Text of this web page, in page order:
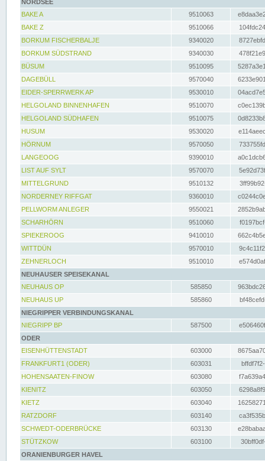
NORDSEE
BAKE A
9510063
BAKE Z
9510066
BORKUM FISCHERBALJE
9340020
BORKUM SÜDSTRAND
9340030
BÜSUM
9510095
DAGEBÜLL
9570040
EIDER-SPERRWERK AP
9530010
HELGOLAND BINNENHAFEN
9510070
HELGOLAND SÜDHAFEN
9510075
HUSUM
9530020
HÖRNUM
9570050
LANGEOOG
9390010
LIST AUF SYLT
9570070
MITTELGRUND
9510132
NORDERNEY RIFFGAT
9360010
PELLWORM ANLEGER
9550021
SCHARHÖRN
9510060
SPIEKEROOG
9410010
WITTDÜN
9570010
ZEHNERLOCH
9510010
NEUHAUSER SPEISEKANAL
NEUHAUS OP
585850
NEUHAUS UP
585860
NIEGRIPPER VERBINDUNGSKANAL
NIEGRIPP BP
587500
ODER
EISENHÜTTENSTADT
603000
FRANKFURT1 (ODER)
603031
HOHENSAATEN-FINOW
603080
KIENITZ
603050
KIETZ
603040
RATZDORF
603140
SCHWEDT-ODERBRÜCKE
603130
STÜTZKOW
603100
ORANIENBURGER HAVEL